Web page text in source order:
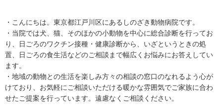
・こんにちは。東京都江戸川区にあるしのざき動物病院です。
・当院では犬、猫、そのほかの小動物を中心に総合診断を行ってお
り、日ごろのワクチン接種・健康診断から、いざというときの処
置、日ごろの食生活などのご相談まで幅広くお悩みにお答えしてい
ます。
・地域の動物との生活を楽しみ方々の相談の窓口のなれるよう心が
けており、お気軽にご相談いただける暖かな雰囲気でご家族に合わ
せたご提案を行っています。遠慮なくご相談ください。